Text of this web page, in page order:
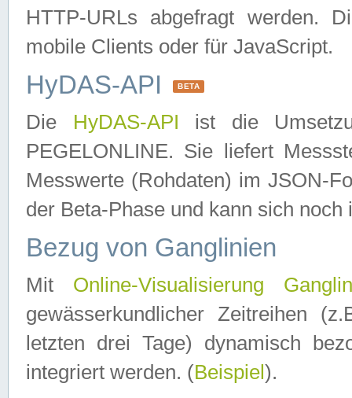
HTTP-URLs abgefragt werden.
mobile Clients oder für JavaScript.
HyDAS-API BETA
Die HyDAS-API ist die
PEGELONLINE. Sie liefert
Messwerte (Rohdaten) im JSON-
der Beta-Phase und kann sich noch
Bezug von Ganglinien
Mit Online-Visualisierung
gewässerkundlicher Zeitreihen
letzten drei Tage) dynamisch
integriert werden. (Beispiel ).